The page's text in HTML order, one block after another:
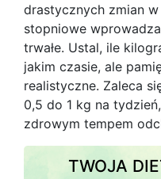
drastycznych zmian
stopniowe
trwałe. Ustal, ile
jakim czasie, ale
realistyczne. Zaleca
0,5 do 1 kg na
zdrowym tempem
TWOJA